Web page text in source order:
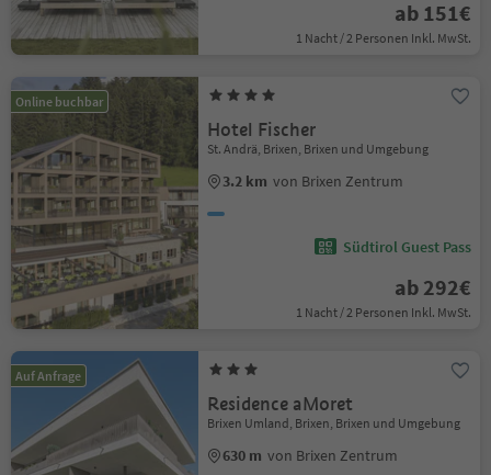
ab 151€
1 Nacht / 2 Personen Inkl. MwSt.
Online buchbar
Hotel Fischer
St. Andrä, Brixen, Brixen und Umgebung
3.2 km von Brixen Zentrum
Südtirol Guest Pass
ab 292€
1 Nacht / 2 Personen Inkl. MwSt.
Auf Anfrage
Residence aMoret
Brixen Umland, Brixen, Brixen und Umgebung
630 m von Brixen Zentrum